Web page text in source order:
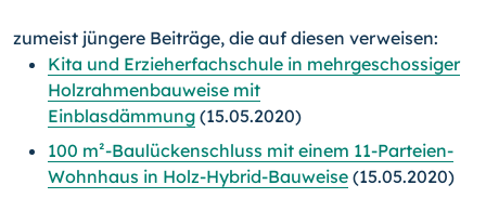
zumeist jüngere Beiträge, die auf diesen verweisen:
Kita und Erzieherfachschule in mehrgeschossiger
Holzrahmenbauweise mit
Einblasdämmung (15.05.2020)
100 m²-Baulückenschluss mit einem 11-Parteien-
Wohnhaus in Holz-Hybrid-Bauweise (15.05.2020)